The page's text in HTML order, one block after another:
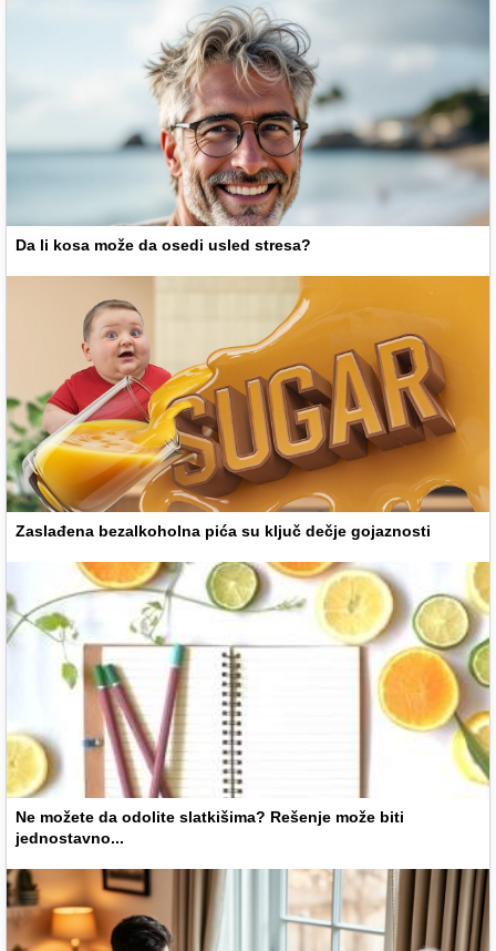
Da li kosa može da osedi usled stresa?
Zaslađena bezalkoholna pića su ključ dečje gojaznosti
Ne možete da odolite slatkišima? Rešenje može biti
jednostavno...